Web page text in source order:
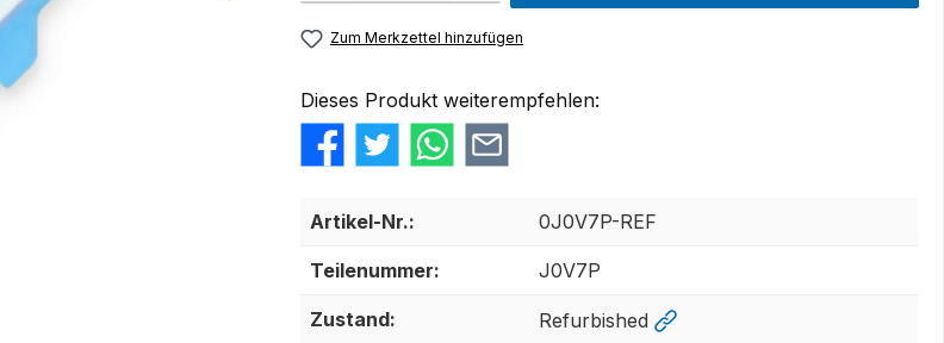
Zum Merkzettel hinzufügen
Dieses Produkt weiterempfehlen:
Artikel-Nr.: 0J0V7P-REF
Teilenummer: J0V7P
Zustand: Refurbished